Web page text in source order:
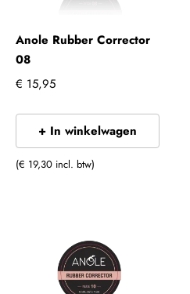
Anole Rubber Corrector
08
€ 15,95
+ In winkelwagen
(€ 19,30 incl. btw)